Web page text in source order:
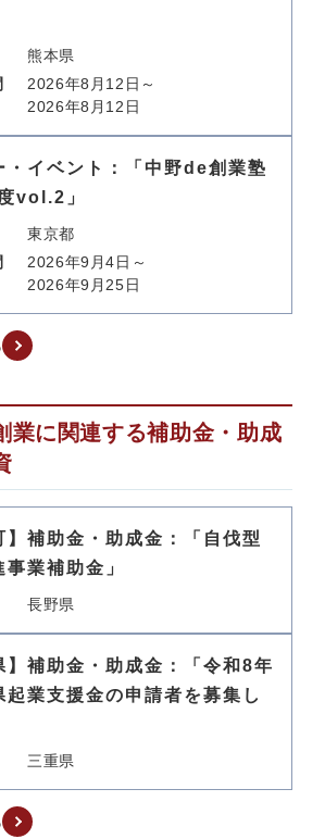
熊本県
2026年8月12日～
2026年8月12日
・イベント：「中野de創業塾
vol.2」
東京都
2026年9月4日～
2026年9月25日
業に関連する補助金・助成
】補助金・助成金：「自伐型
業補助金」
長野県
】補助金・助成金：「令和8年
起業支援金の申請者を募集し
三重県